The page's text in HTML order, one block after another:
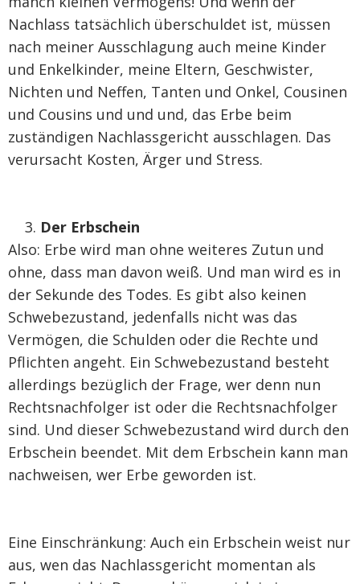
Nachlass tatsächlich überschuldet ist, müssen
nach meiner Ausschlagung auch meine Kinder
und Enkelkinder, meine Eltern, Geschwister,
Nichten und Neffen, Tanten und Onkel, Cousinen
und Cousins und und und, das Erbe beim
zuständigen Nachlassgericht ausschlagen. Das
verursacht Kosten, Ärger und Stress.
Der Erbschein
Also: Erbe wird man ohne weiteres Zutun und
ohne, dass man davon weiß. Und man wird es in
der Sekunde des Todes. Es gibt also keinen
Schwebezustand, jedenfalls nicht was das
Vermögen, die Schulden oder die Rechte und
Pflichten angeht. Ein Schwebezustand besteht
allerdings bezüglich der Frage, wer denn nun
Rechtsnachfolger ist oder die Rechtsnachfolger
sind. Und dieser Schwebezustand wird durch den
Erbschein beendet. Mit dem Erbschein kann man
nachweisen, wer Erbe geworden ist.
Eine Einschränkung: Auch ein Erbschein weist nur
aus, wen das Nachlassgericht momentan als